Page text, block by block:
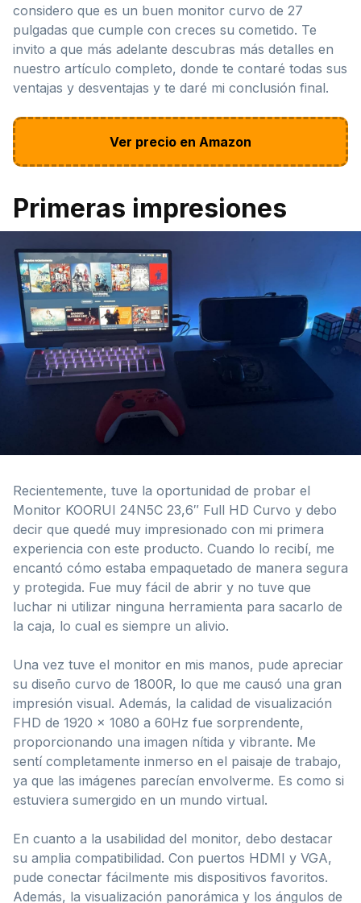
considero que es un buen monitor curvo de 27
pulgadas que cumple con creces su cometido. Te
invito a que más adelante descubras más detalles en
nuestro artículo completo, donde te contaré todas sus
ventajas y desventajas y te daré mi conclusión final.
Ver precio en Amazon
Primeras impresiones
Recientemente, tuve la oportunidad de probar el
Monitor KOORUI 24N5C 23,6″ Full HD Curvo y debo
decir que quedé muy impresionado con mi primera
experiencia con este producto. Cuando lo recibí, me
encantó cómo estaba empaquetado de manera segura
y protegida. Fue muy fácil de abrir y no tuve que
luchar ni utilizar ninguna herramienta para sacarlo de
la caja, lo cual es siempre un alivio.
Una vez tuve el monitor en mis manos, pude apreciar
su diseño curvo de 1800R, lo que me causó una gran
impresión visual. Además, la calidad de visualización
FHD de 1920 x 1080 a 60Hz fue sorprendente,
proporcionando una imagen nítida y vibrante. Me
sentí completamente inmerso en el paisaje de trabajo,
ya que las imágenes parecían envolverme. Es como si
estuviera sumergido en un mundo virtual.
En cuanto a la usabilidad del monitor, debo destacar
su amplia compatibilidad. Con puertos HDMI y VGA,
pude conectar fácilmente mis dispositivos favoritos.
Además, la visualización panorámica y los ángulos de